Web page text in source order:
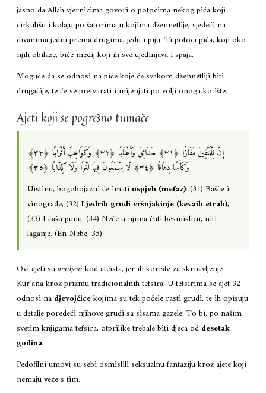
jasno da Allah vjernicima govori o potocima nekog pića koji
cirkulišu i kolaju po šatorima u kojima džennetlije, sjedeći na
divanima jedni prema drugima, jedu i piju. Ti potoci pića, koji oko
njih obilaze, biće medij koji ih sve ujedinjava i spaja.
Moguće da se odnosi na piće koje će svakom džennetliji biti
drugačije, te će se pretvarati i mijenjati po volji onoga ko ište.
Ajeti koji se pogrešno tumače
إِنَّ لِلْمُتَّقِينَ مَفَازًا ‎﴿٣١﴾‏ حَدَائِقَ وَأَعْنَابًا ‎﴿٣٢﴾‏ وَكَوَاعِبَ أَتْرَابًا
‎﴿٣٣﴾‏
وَكَأْسًا دِهَاقًا ‎﴿٣٤﴾‏ لَّا يَسْمَعُونَ فِيهَا لَغْوًا وَلَا كِذَّابًا ‎﴿٣٥﴾
Uistinu, bogobojazni će imatiuspjeh (mefaz): (31) Bašče i
vinograde, (32) I jedrih grudi vršnjakinje (kevaib etrab),
(33) I čašu punu. (34) Neće u njima čuti besmislicu, niti
laganje. (En-Nebe, 35)
Ovi ajeti suomiljeni kod ateista, jer ih koriste za skrnavljenje
Kur’ana kroz prizmu tradicionalnih tefsira. U tefsirima se ajet 32
odnosi na djevojčicekojima su tek počele rasti grudi, te ih opisuju
u detalje poredeći njihove grudi sa sisama gazele. To bi, po našim
svetim knjigama tefsira, otprilike trebale biti djeca od desetak
godina.
Pedofilni umovi su sebi osmislili seksualnu fantaziju kroz ajete koji
nemaju veze s tim.